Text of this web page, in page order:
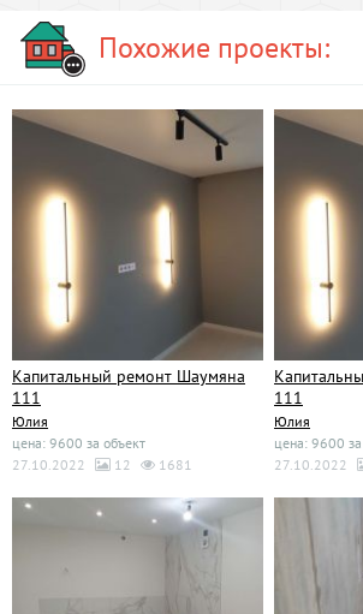
Похожие проекты:
Капитальный ремонт Шаумяна
111
Юлия
цена: 9600 за объект
27.10.2022
12 1681
111
Юлия
цена: 9600
27.10.2022